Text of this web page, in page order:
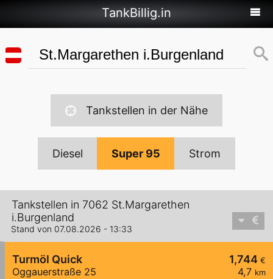
TankBillig.in
Tankstellen in der Nähe
Diesel Super 95 Strom
Tankstellen in 7062 St.Margarethen
i.Burgenland
Stand von 07.08.2026 - 13:33
1,744 €
4,7 km
Turmöl Quick
Oggauerstraße 25